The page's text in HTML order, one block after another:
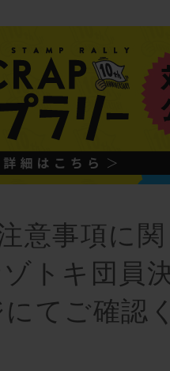
意事項に
ゾトキ団員
にてご確認